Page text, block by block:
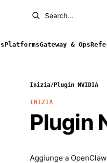
Search...
PlatformsGateway & Ops
Inizia/Plugin NVIDIA
INIZIA
Plugin
Aggiunge a